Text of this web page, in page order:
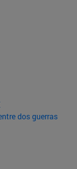
dos guerras